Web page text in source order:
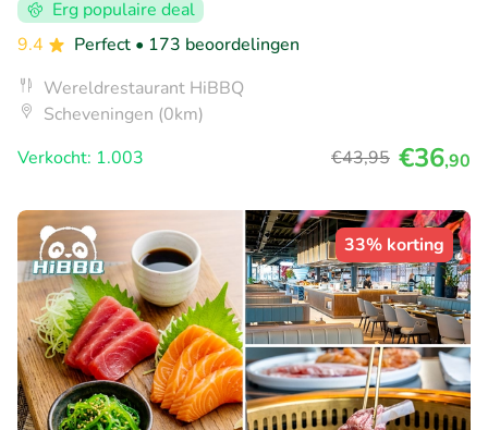
Erg populaire deal
9.4
Perfect • 173 beoordelingen
Wereldrestaurant HiBBQ
Scheveningen (0km)
Verkocht: 1.003
€43,95 €36,90
33% korting